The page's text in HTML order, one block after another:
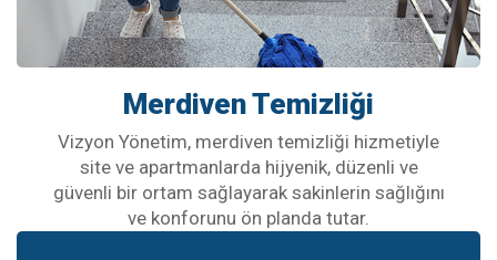
Merdiven Temizliği
Vizyon Yönetim, merdiven temizliği hizmetiyle
site ve apartmanlarda hijyenik, düzenli ve
güvenli bir ortam sağlayarak sakinlerin sağlığını
ve konforunu ön planda tutar.